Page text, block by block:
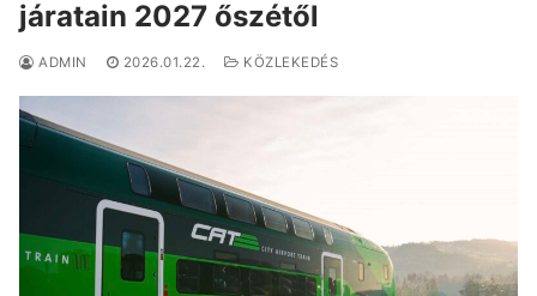
járatain 2027 őszétől
ADMIN 2026.01.22. KÖZLEKEDÉS